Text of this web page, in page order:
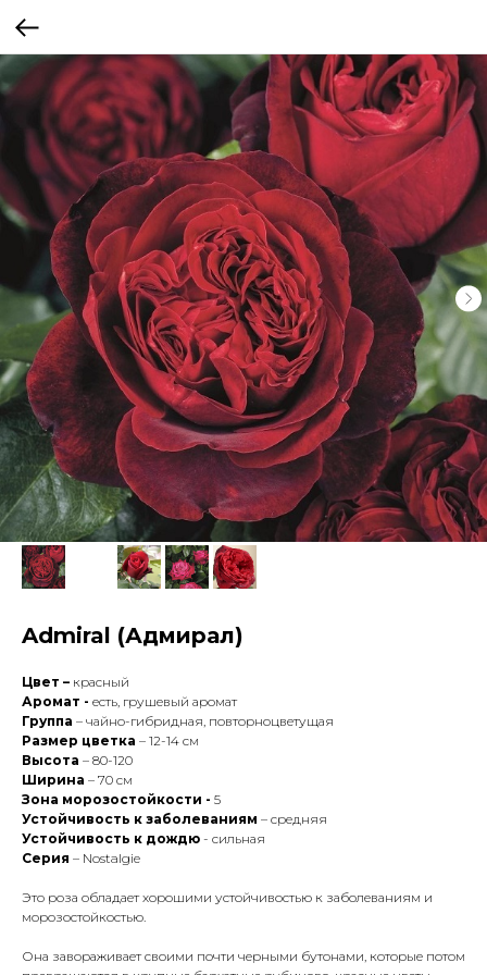
Admiral (Адмирал)
Цвет – красный
Аромат - есть, грушевый аромат
Группа – чайно-гибридная, повторноцветущая
Размер цветка – 12-14 см
Высота – 80-120
Ширина – 70 см
Зона морозостойкости - 5
Устойчивость к заболеваниям – средняя
Устойчивость к дождю - сильная
Серия – Nostalgie
Это роза обладает хорошими устойчивостью к заболеваниям и
морозостойкостью.
Она завораживает своими почти черными бутонами, которые потом